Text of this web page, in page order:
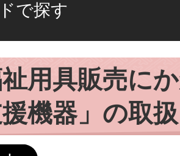
で探す
用具販売に
機器」の取